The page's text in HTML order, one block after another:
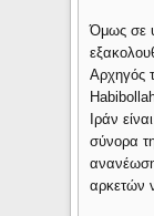
Όμως σε
Αρχηγός
Ιράν
σύνορα
αρκετών